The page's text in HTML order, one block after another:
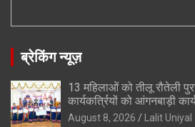
ब्रेकिंग न्यूज़
13 महिलाओं को तीलू रौतेली
कार्यकर्त्रियों को आंगनबाड़ी
August 8, 2026 Lalit Uniyal